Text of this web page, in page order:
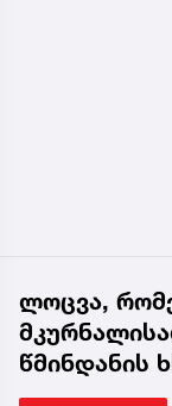
ლოცვა,
წმინდანის